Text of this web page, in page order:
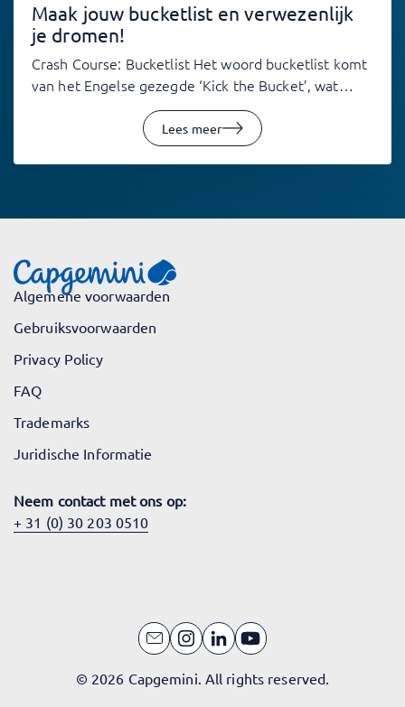
Maak jouw bucketlist en verwezenlijk
je dromen!
Crash Course: Bucketlist Het woord bucketlist komt
van het Engelse gezegde ‘Kick the Bucket’, wat…
Lees meer
Algemene voorwaarden
Gebruiksvoorwaarden
Privacy Policy
FAQ
Trademarks
Juridische Informatie
Neem contact met ons op:
+ 31 (0) 30 203 0510
© 2026 Capgemini. All rights reserved.